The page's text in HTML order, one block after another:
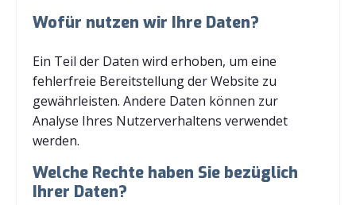
Wofür nutzen wir Ihre Daten?
Ein Teil der Daten wird erhoben, um eine
fehlerfreie Bereitstellung der Website zu
gewährleisten. Andere Daten können zur
Analyse Ihres Nutzerverhaltens verwendet
werden.
Welche Rechte haben Sie bezüglich
Ihrer Daten?